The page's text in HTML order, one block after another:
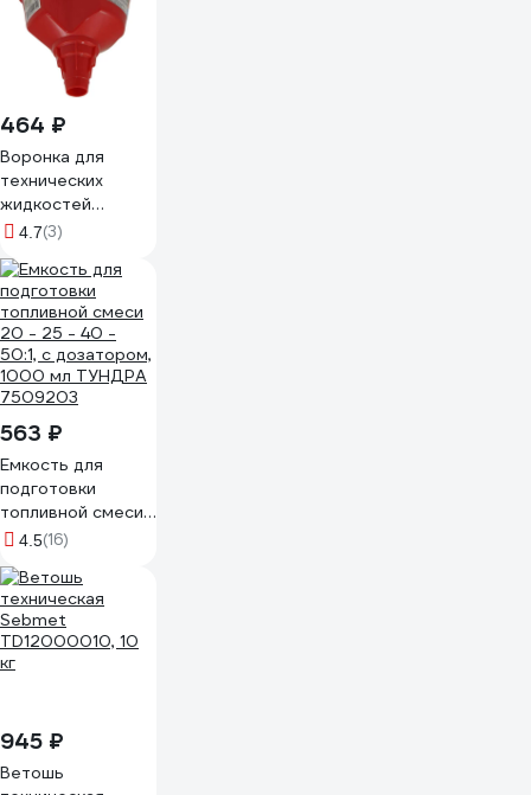
464 ₽
Воронка для
технических
жидкостей
Zipower 210х135
4.7(3)
563 ₽
Емкость для
подготовки
топливной смеси
20 - 25 - 40 -
1000 мл ТУНДРА
7509203
4.5(16)
945 ₽
Ветошь